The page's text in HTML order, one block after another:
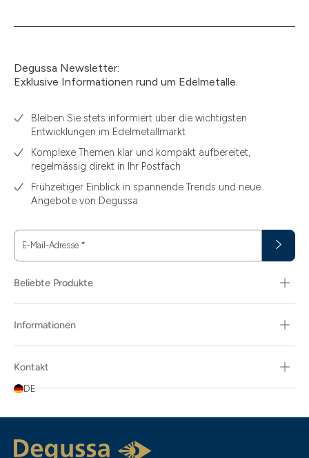
3.05
3.11
3.12
3.44
3.58
3.66
30
5.80
Degussa Newsletter:
Exklusive Informationen rund um Edelmetalle.
Bleiben Sie stets informiert über die wichtigsten
Entwicklungen im Edelmetallmarkt
Komplexe Themen klar und kompakt aufbereitet,
regelmässig direkt in Ihr Postfach
Frühzeitiger Einblick in spannende Trends und neue
Angebote von Degussa
E-Mail-Adresse *
Beliebte Produkte
Informationen
Kontakt
DE